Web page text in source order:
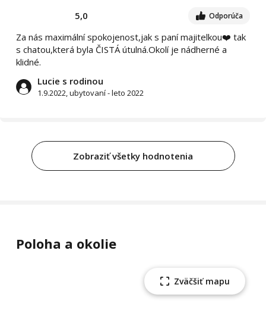
5,0 Odporúča
Za nás maximální spokojenost,jak s paní majitelkou❤️ tak
s chatou,která byla ČISTÁ útulná.Okolí je nádherné a
klidné.
Lucie s rodinou
1.9.2022, ubytovaní - leto 2022
Zobraziť všetky hodnotenia
Poloha a okolie
Zväčšiť mapu